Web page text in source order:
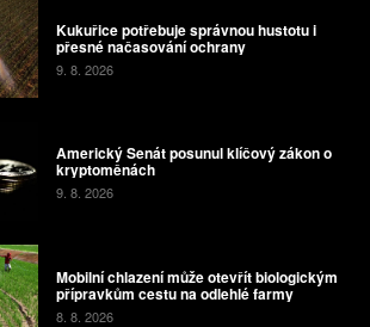
Kukuřice potřebuje správnou hustotu i
přesné načasování ochrany
9. 8. 2026
Americký Senát posunul klíčový zákon o
kryptoměnách
9. 8. 2026
Mobilní chlazení může otevřít biologickým
přípravkům cestu na odlehlé farmy
8. 8. 2026